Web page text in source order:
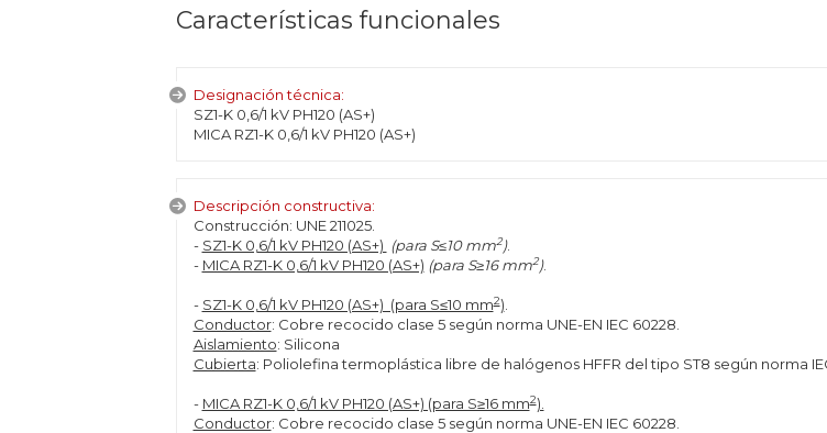
Características funcionales
Designación técnica:
SZ1-K 0,6/1 kV PH120 (AS+)
MICA RZ1-K 0,6/1 kV PH120 (AS+)
Descripción constructiva:
Construcción: UNE 211025.
- SZ1-K 0,6/1 kV PH120 (AS+) (para S≤10 mm2).
- MICA RZ1-K 0,6/1 kV PH120 (AS+) (para S≥16 mm2).
- SZ1-K 0,6/1 kV PH120 (AS+) (para S≤10 mm2)
Conductor: Cobre recocido clase 5 según norma UNE-EN IEC 60228.
Aislamiento: Silicona
Cubierta: Poliolefina termoplástica libre de halógenos HFFR del tipo ST8 según norma
- MICA RZ1-K 0,6/1 kV PH120 (AS+) (para S≥16 mm2).
Conductor: Cobre recocido clase 5 según norma UNE-EN IEC 60228.